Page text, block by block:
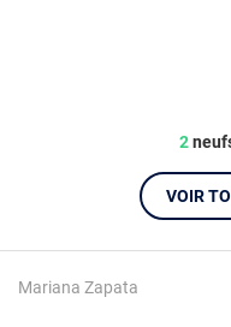
Mariana Zapata
2
VOIR